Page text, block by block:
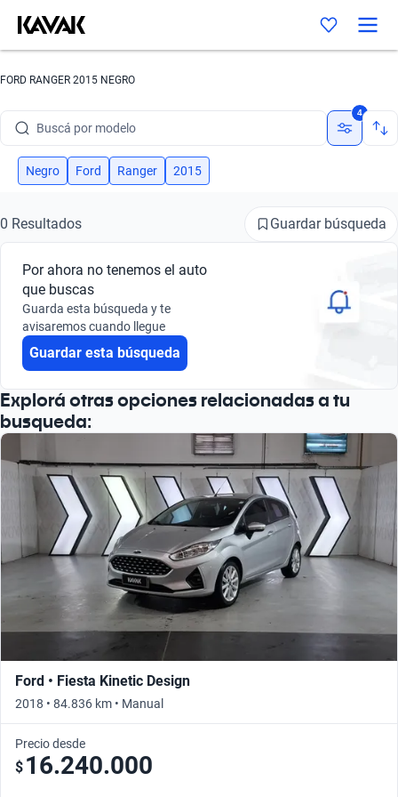
FORD RANGER 2015 NEGRO
Buscá por modelo
Buscá por versión
Buscá por marca
Buscá por modelo
Buscá por versión
4
Negro Ford Ranger 2015
0 Resultados Guardar búsqueda
Por ahora no tenemos el auto
que buscas
Guarda esta búsqueda y te
avisaremos cuando llegue
Guardar esta búsqueda
Explorá otras opciones relacionadas a tu
busqueda:
Ford • Fiesta Kinetic Design
2018 • 84.836 km • Manual
Precio desde
$ 16.240.000